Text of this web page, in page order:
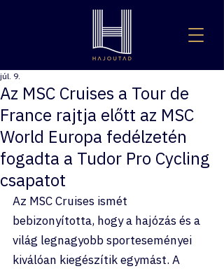
Az MSC Cruises a Tour de
France rajtja előtt az MSC
World Europa fedélzetén
fogadta a Tudor Pro Cycling
csapatot
júl. 9.
Az MSC Cruises ismét
bebizonyította, hogy a hajózás és a
világ legnagyobb sporteseményei
kiválóan kiegészítik egymást. A